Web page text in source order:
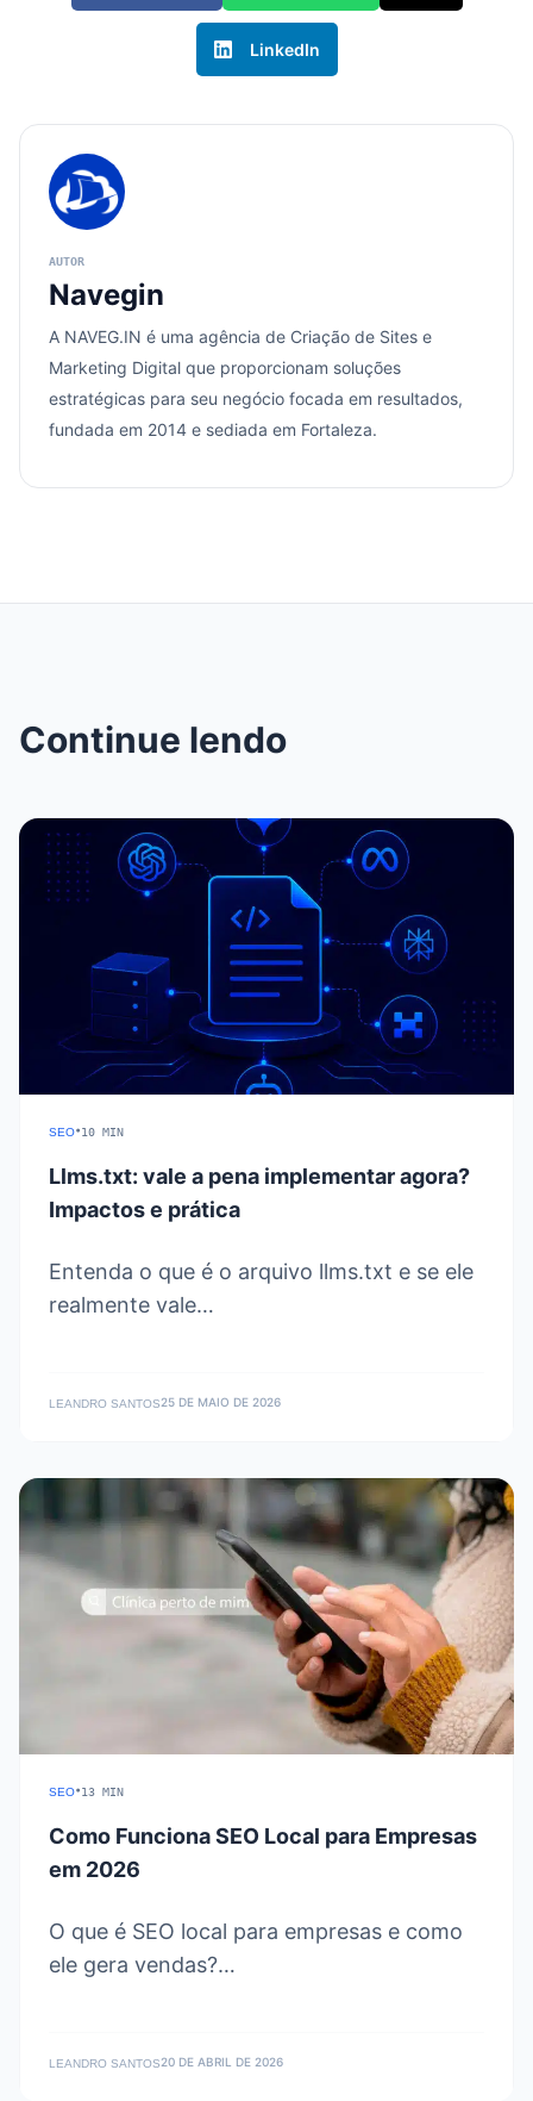
LinkedIn
Navegin
A NAVEG.IN é uma agência de Criação de Sites e
Marketing Digital que proporcionam soluções
estratégicas para seu negócio focada em resultados,
fundada em 2014 e sediada em Fortaleza.
Continue lendo
SEO•10 MIN
Llms.txt: vale a pena implementar agora?
Impactos e prática
Entenda o que é o arquivo llms.txt e se ele
realmente vale…
LEANDRO SANTOS25 DE MAIO DE 2026
SEO•13 MIN
Como Funciona SEO Local para Empresas
em 2026
O que é SEO local para empresas e como
ele gera vendas?…
LEANDRO SANTOS20 DE ABRIL DE 2026